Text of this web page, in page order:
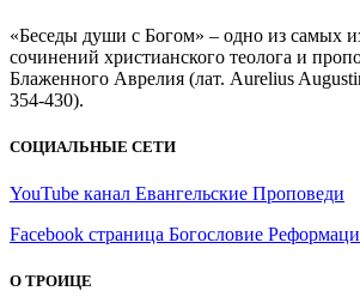
«Беседы души с Богом» – одно из самых
сочинений христианского теолога и
Блаженного Аврелия (лат. Aurelius
354-430).
СОЦИАЛЬНЫЕ СЕТИ
YouTube канал Евангельские Проповеди
Facebook страница Богословие
О ТРОИЦЕ